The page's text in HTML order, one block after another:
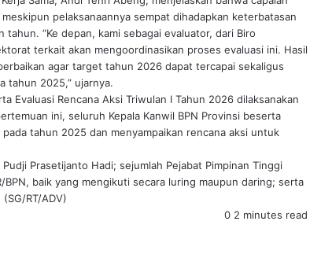
pelaksanaannya sempat dihadapkan keterbatasan
“Ke depan, kami sebagai evaluator, dari Biro
terkait akan mengoordinasikan proses evaluasi ini. Hasil
agar target tahun 2026 dapat tercapai sekaligus
tahun 2025,” ujarnya.
Evaluasi Rencana Aksi Triwulan I Tahun 2026 dilaksanakan
ini, seluruh Kepala Kanwil BPN Provinsi beserta
tahun 2025 dan menyampaikan rencana aksi untuk
Prasetijanto Hadi; sejumlah Pejabat Pimpinan Tinggi
BPN, baik yang mengikuti secara luring maupun daring; serta
RT/ADV)
0 2 minutes read